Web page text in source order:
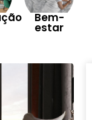
Bem-
estar